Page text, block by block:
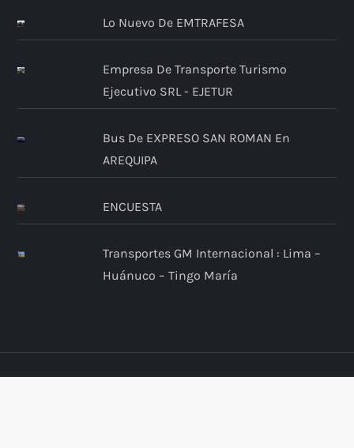
Lo Nuevo De EMTRAFESA
Empresa De Transporte Turismo
Ejecutivo SRL - EJETUR
Bus De EXPRESO SAN ROMAN En
AREQUIPA
ENCUESTA
Transportes GM Internacional : Lima –
Huánuco – Tingo María